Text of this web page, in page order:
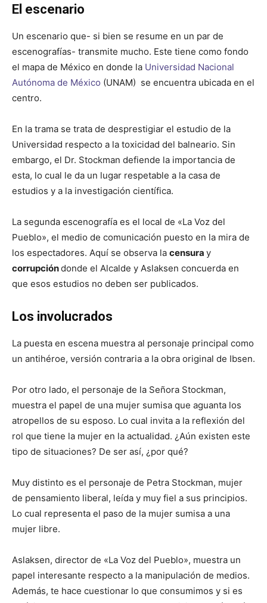
El escenario
Un escenario que- si bien se resume en un par de
escenografías- transmite mucho. Este tiene como fondo
el mapa de México en donde la Universidad Nacional
Autónoma de México (UNAM) se encuentra ubicada en el
centro.
En la trama se trata de desprestigiar el estudio de la
Universidad respecto a la toxicidad del balneario. Sin
embargo, el Dr. Stockman defiende la importancia de
esta, lo cual le da un lugar respetable a la casa de
estudios y a la investigación científica.
La segunda escenografía es el local de «La Voz del
Pueblo», el medio de comunicación puesto en la mira de
los espectadores. Aquí se observa la censura y
corrupcióndonde el Alcalde y Aslaksen concuerda en
que esos estudios no deben ser publicados.
Los involucrados
La puesta en escena muestra al personaje principal como
un antihéroe, versión contraria a la obra original de Ibsen.
Por otro lado, el personaje de la Señora Stockman,
muestra el papel de una mujer sumisa que aguanta los
atropellos de su esposo. Lo cual invita a la reflexión del
rol que tiene la mujer en la actualidad. ¿Aún existen este
tipo de situaciones? De ser así, ¿por qué?
Muy distinto es el personaje de Petra Stockman, mujer
de pensamiento liberal, leída y muy fiel a sus principios.
Lo cual representa el paso de la mujer sumisa a una
mujer libre.
Aslaksen, director de «La Voz del Pueblo», muestra un
papel interesante respecto a la manipulación de medios.
Además, te hace cuestionar lo que consumimos y si es